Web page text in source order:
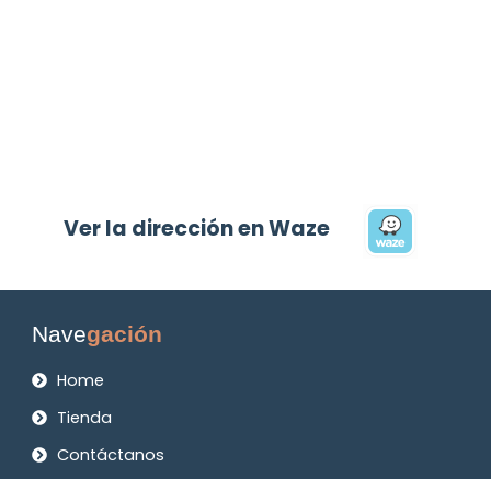
Ver la dirección en Waze
Navegación
Home
Tienda
Contáctanos